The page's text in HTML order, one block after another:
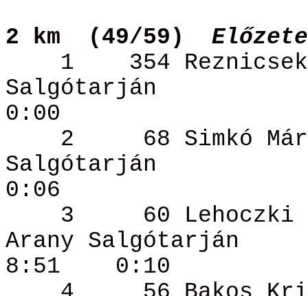
2 km (49/59)
1
354 Reznicsek
Salgótarján
0:00
2
68 Simkó
Salgótarján
0:06
3
60 Lehoczki
Arany Salgótarján
8:51
0:10